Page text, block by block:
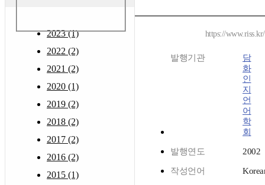
2023 (1)
2022 (2)
2021 (2)
2020 (1)
2019 (2)
2018 (2)
2017 (2)
2016 (2)
2015 (1)
https://
발행기관
담
화
인
지
언
어
학
회
발행연도 2002
작성언어